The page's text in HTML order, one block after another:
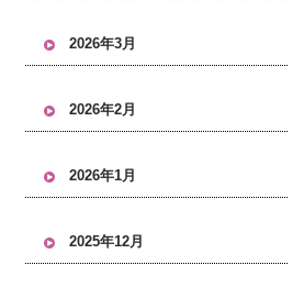
2026年3月
2026年2月
2026年1月
2025年12月